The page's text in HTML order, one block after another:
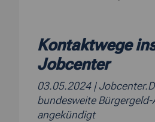
Kontaktwege
Jobcenter
03.05.2024 |
bundesweite Bürgergeld-
angekündigt